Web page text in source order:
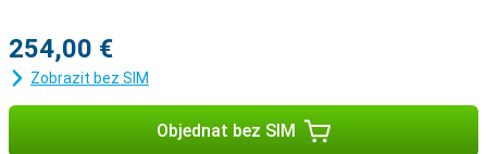
254,00 €
Zobrazit bez SIM
Objednat bez SIM